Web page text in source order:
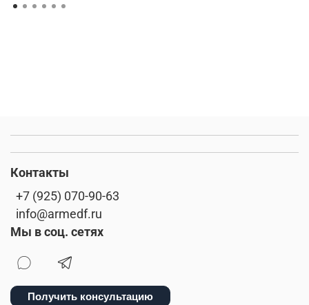
Контакты
+7 (925) 070-90-63
info@armedf.ru
Мы в соц. сетях
Получить консультацию